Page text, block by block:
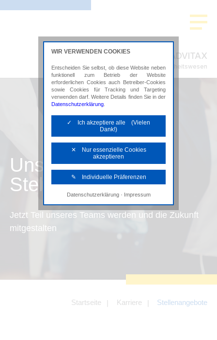
ADVITAX
Steuerberatung im Gesundheitswesen
Unsere
Stellenangebote
Jetzt Teil unseres Teams werden und die Zukunft
mitgestalten
Startseite Karriere Stellenangebote
WIR VERWENDEN COOKIES
Entscheiden Sie selbst, ob diese Website neben
funktionell zum Betrieb der Website
erforderlichen Cookies auch Betreiber-Cookies
sowie Cookies für Tracking und Targeting
verwenden darf. Weitere Details finden Sie in der
Datenschutzerklärung
✓ Ich akzeptiere alle (Vielen
Dank!)
✕ Nur essenzielle Cookies
akzeptieren
✎ Individuelle Präferenzen
Notwendige Cookies
Diese Cookies sind erforderlich, um die
grundlegende Funktionalität der Website
Angebotes einschließlich der
Angeboten von z.B. Facebook und
LinkedIn.
Datenschutzerklärung· Impressum